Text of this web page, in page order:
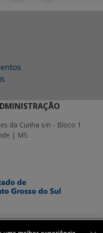
da Cunha s/n - Bloco 1
| MS